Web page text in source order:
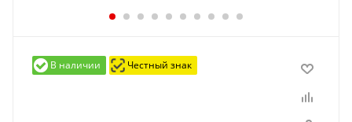
В наличии Честный знак